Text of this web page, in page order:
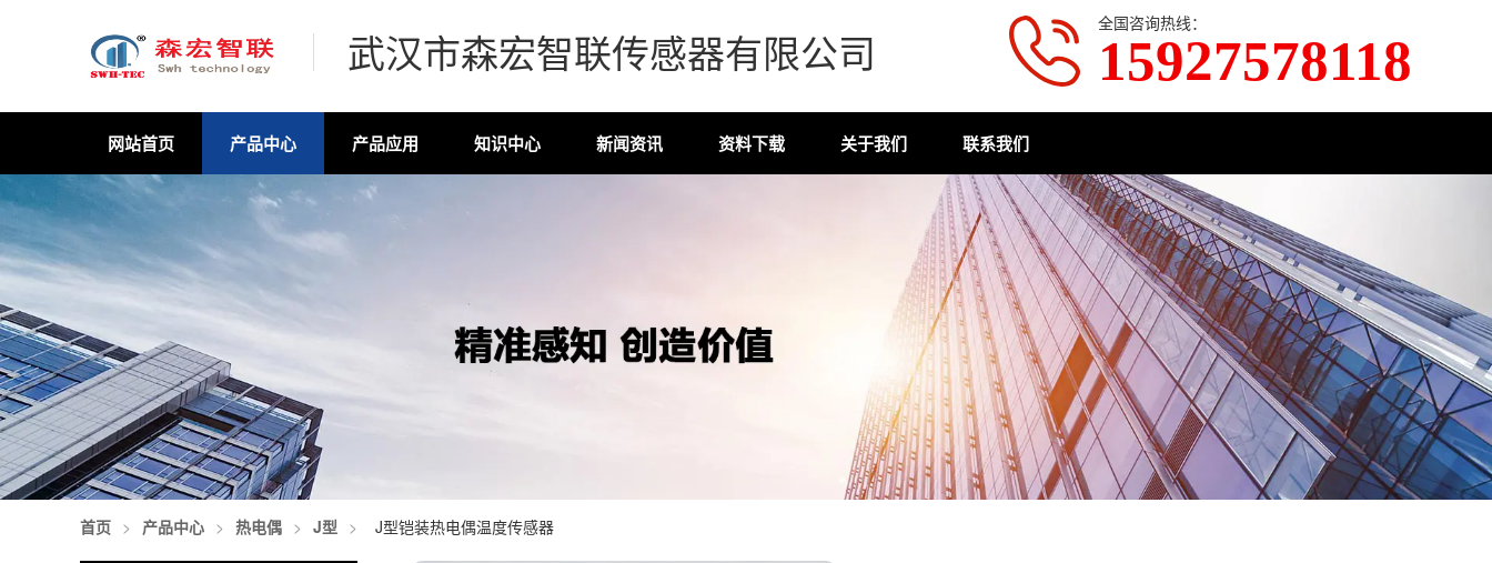
武汉市森宏智联传感器有限公司
全国咨询热线：
15927578118
网站首页 产品中心 产品应用 知识中心 新闻资讯 资料下载 关于我们 联系我们
首页 > 产品中心 > 热电偶 > J型 > J型铠装热电偶温度传感器